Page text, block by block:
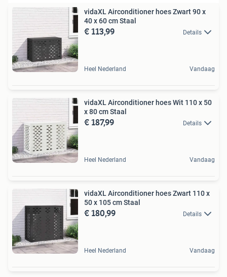
vidaXL Airconditioner hoes Zwart 90 x
40 x 60 cm Staal
€ 113,99 Details
Heel Nederland Vandaag
vidaXL Airconditioner hoes Wit 110 x 50
x 80 cm Staal
€ 187,99 Details
Heel Nederland Vandaag
vidaXL Airconditioner hoes Zwart 110 x
50 x 105 cm Staal
€ 180,99 Details
Heel Nederland Vandaag